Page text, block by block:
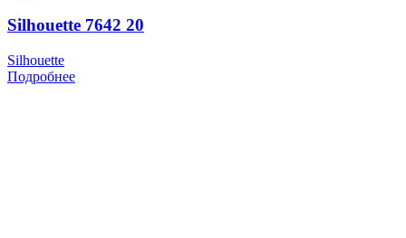
Silhouette 7642 20
Silhouette
Подробнее